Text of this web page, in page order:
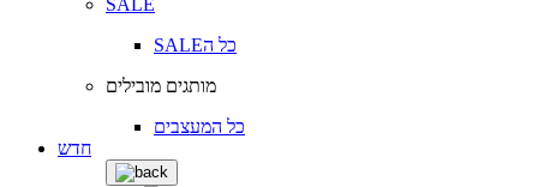
SALEכל ה
מותגים מובילים
כל המעצבים
חדש